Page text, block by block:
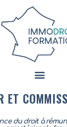
ET
du droit à